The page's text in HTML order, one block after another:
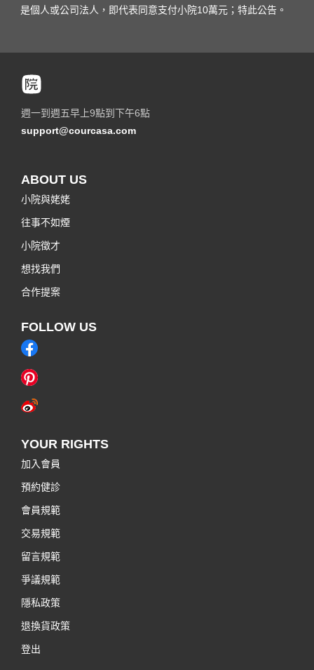
是個人或公司法人，即代表同意支付小院10萬元；特此公告。
週一到週五早上9點到下午6點
support@courcasa.com
ABOUT US
小院與姥姥
往事不如煙
小院徵才
想找我們
合作提案
FOLLOW US
YOUR RIGHTS
加入會員
預約健診
會員規範
交易規範
留言規範
爭議規範
隱私政策
退換貨政策
登出